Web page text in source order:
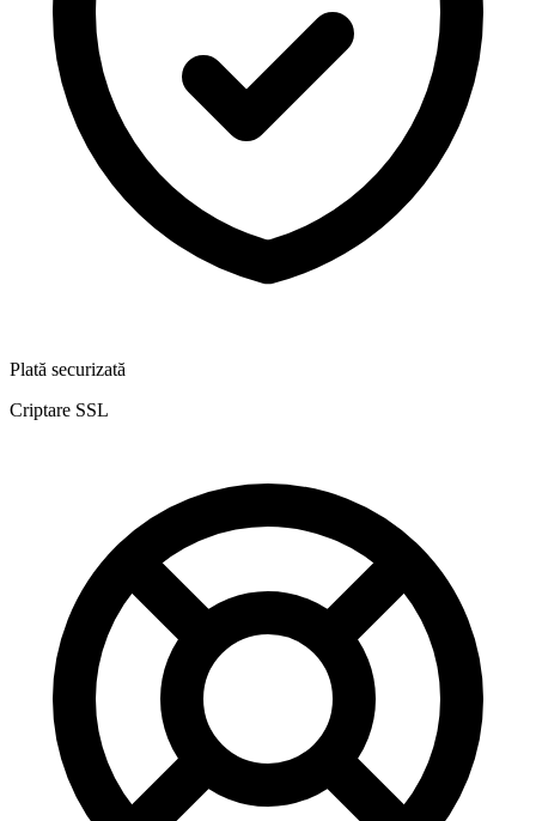
Plată securizată
Criptare SSL